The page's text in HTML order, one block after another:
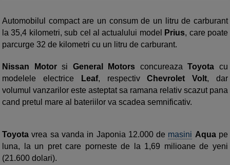
Automobilul compact are un consum de un litru de carburant
la 35,4 kilometri, sub cel al actualului model
Prius, care poate
parcurge 32 de kilometri cu un litru de carburant.
Nissan Motorsi General Motors concureazaToyotacu
modelele electrice Leaf, respectivChevrolet Volt, dar
volumul vanzarilor este asteptat sa ramana relativ scazut pana
cand pretul mare al bateriilor va scadea semnificativ.
Toyota vrea sa vanda in Japonia 12.000 de masini Aquape
luna, la un pret care porneste de la 1,69 milioane de yeni
(21.600 dolari).